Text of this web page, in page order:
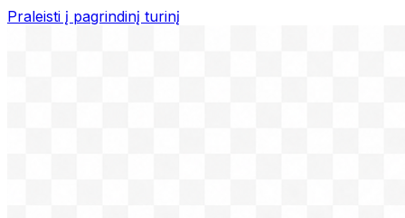
Praleisti į pagrindinį turinį